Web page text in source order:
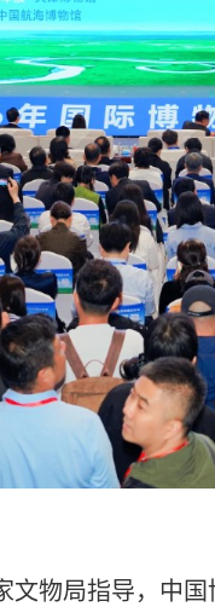
物局指导，中